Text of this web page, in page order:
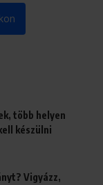
több helyen
készülni
Vigyázz,